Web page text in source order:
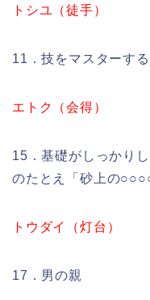
トシユ（徒手）
11．技をマスターす
エトク（会得）
15．基礎がしっかり
のたとえ「砂上の
トウダイ（灯台）
17．男の親